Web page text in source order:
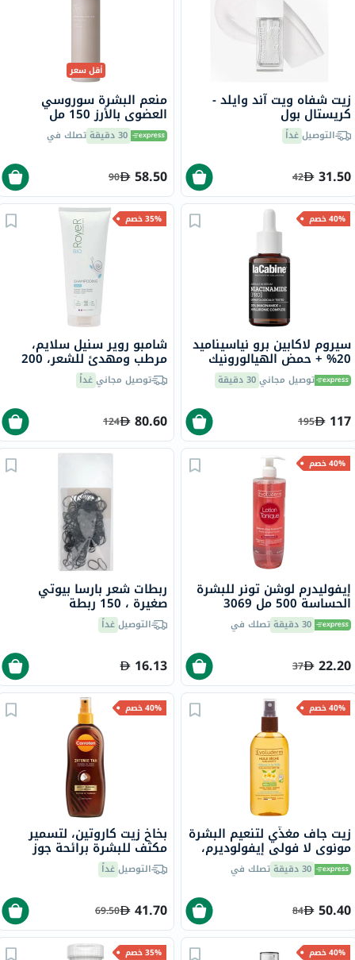
زيت شفاه ويت آند وايلد -
كريستال بول
التوصيلغداً
31.50
42
أقل سعر
منعم البشرة سوروسي
العضوي بالأرز 150 مل
30 دقيقة تصلك في
58.50
90
40% خصم
سيروم لاكابين برو نياسيناميد
20% + حمض الهيالورونيك
كومبلكس 30 ملتوصيل مجاني30 دقيقة
117
195
35% خصم
شامبو روير سنيل سلايم،
مرطب ومهدئ للشعر، 200
ملتوصيل مجانيغداً
80.60
124
40% خصم
إيفوليدرم لوشن تونر للبشرة
الحساسة 500 مل 3069
30 دقيقة تصلك في
22.20
37
ربطات شعر بارسا بيوتي
صغيرة ، 150 ربطة
التوصيلغداً
16.13
40% خصم
زيت جاف مغذّي لتنعيم البشرة
مونوي لا فولي إيفولوديرم،
125 مل 30 دقيقة تصلك في
50.40
84
40% خصم
بخاخ زيت كاروتين، لتسمير
مكثف للبشرة برائحة جوز
الهند، 200 مل
التوصيلغداً
41.70
69.50
40% خصم 35% خصم